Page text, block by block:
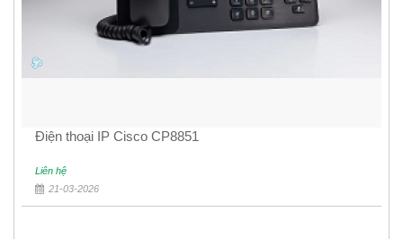
Điện thoại IP Cisco CP8851
Liên hệ
21-03-2026